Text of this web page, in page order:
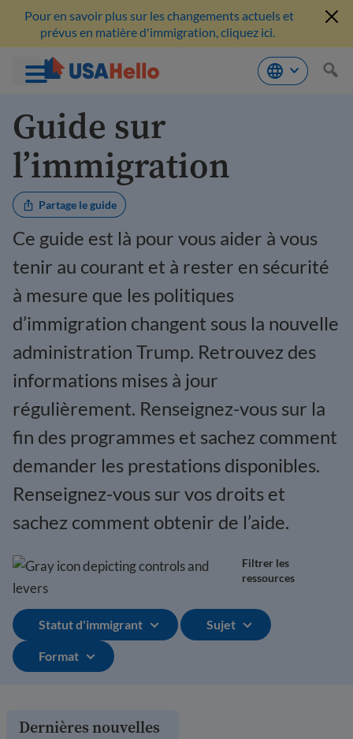
contenu
Pour en savoir plus sur les changements actuels et
prévus en matière d'immigration, cliquez ici.
Guide sur
l’immigration
Partage le guide
Ce guide est là pour vous aider à vous
tenir au courant et à rester en sécurité
à mesure que les politiques
d’immigration changent sous la nouvelle
administration Trump. Retrouvez des
informations mises à jour
régulièrement. Renseignez-vous sur la
fin des programmes et sachez comment
demander les prestations disponibles.
Renseignez-vous sur vos droits et
sachez comment obtenir de l’aide.
Filtrer les
ressources
Statut d'immigrant Sujet
Format
Dernières nouvelles